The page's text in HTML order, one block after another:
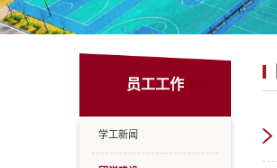
员工工作
学工新闻